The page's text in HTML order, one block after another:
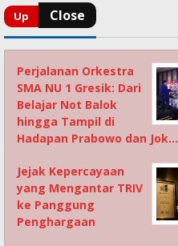
Perjalanan Orkestra
SMA NU 1 Gresik: Dari
Belajar Not Balok
hingga Tampil di
Hadapan Prabowo dan Jok…
Jejak Kepercayaan
yang Mengantar TRIV
ke Panggung
Penghargaan